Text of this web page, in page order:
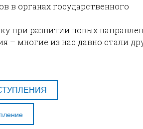
в органах государственного
при развитии новых
– многие из нас давно стали